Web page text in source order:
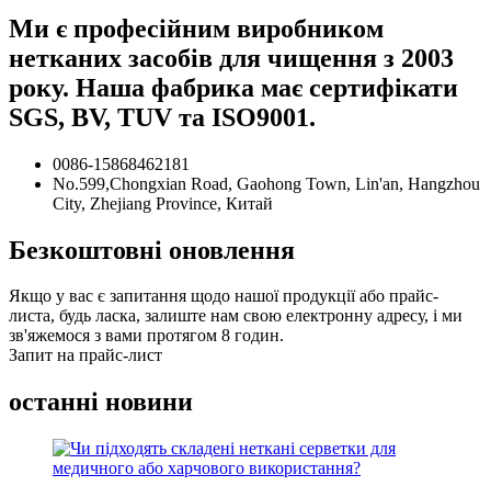
Ми є професійним виробником
нетканих засобів для чищення з 2003
року. Наша фабрика має сертифікати
SGS, BV, TUV та ISO9001.
0086-15868462181
No.599,Chongxian Road, Gaohong Town, Lin'an, Hangzhou
City, Zhejiang Province, Китай
Безкоштовні оновлення
Якщо у вас є запитання щодо нашої продукції або прайс-
листа, будь ласка, залиште нам свою електронну адресу, і ми
зв'яжемося з вами протягом 8 годин.
Запит на прайс-лист
останні новини